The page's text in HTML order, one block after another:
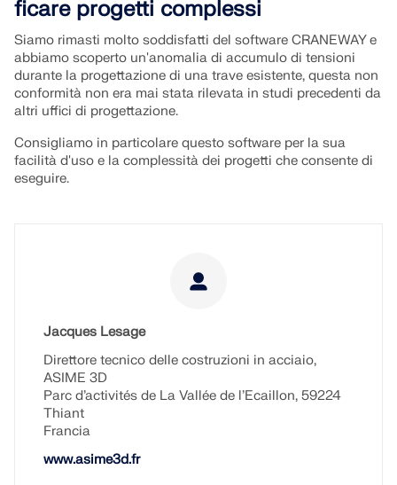
ficare progetti complessi
Siamo rimasti molto soddisfatti del software CRANEWAY e
abbiamo scoperto un'anomalia di accumulo di tensioni
durante la progettazione di una trave esistente, questa non
conformità non era mai stata rilevata in studi precedenti da
altri uffici di progettazione.
Consigliamo in particolare questo software per la sua
facilità d'uso e la complessità dei progetti che consente di
eseguire.
Jacques Lesage
Direttore tecnico delle costruzioni in acciaio,
ASIME 3D
Parc d’activités de La Vallée de l’Ecaillon, 59224
Thiant
Francia
www.asime3d.fr